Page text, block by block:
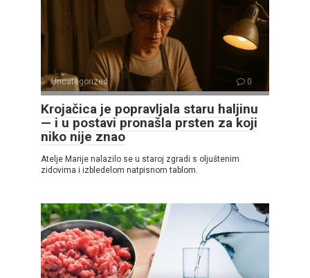
Uncategorized 0
Krojačica je popravljala staru haljinu
— i u postavi pronašla prsten za koji
niko nije znao
Atelje Marije nalazilo se u staroj zgradi s oljuštenim
zidovima i izbledelom natpisnom tablom.